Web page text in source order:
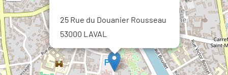
25 Rue du Douanier Rousseau
53000 LAVAL